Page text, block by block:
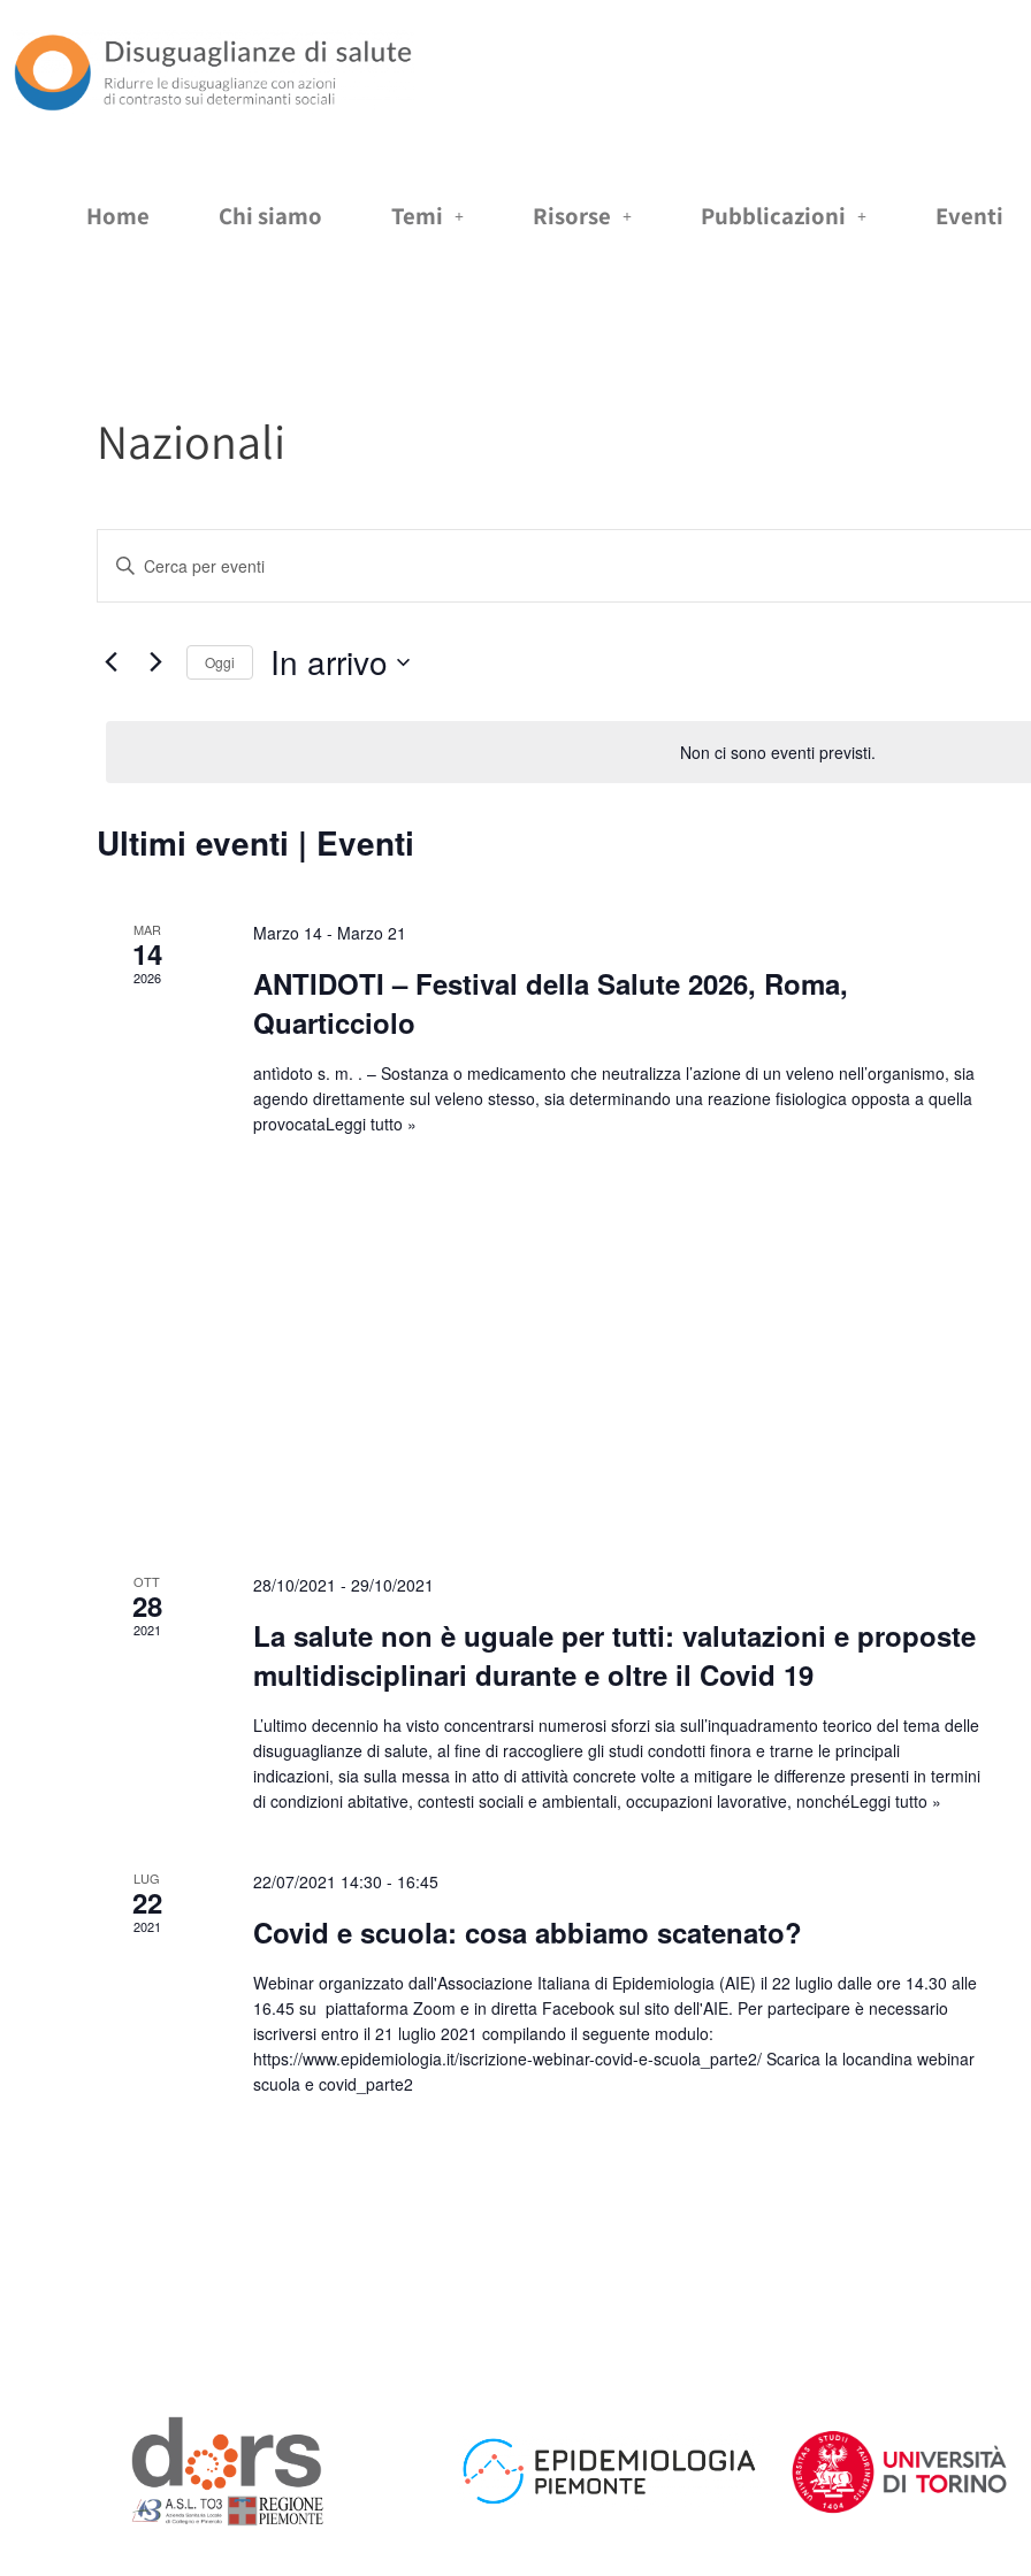
Vai
al
Home Chi siamo Temi Risorse Pubblicazioni Eventi
Nazionali
Non ci sono eventi previsti.
Eventi
Ricerca
viste
Inserisci
Cerca
Oggi In arrivo
Ultimi eventi | Eventi
MAR
14
2026
Marzo 14- Marzo 21
ANTIDOTI – Festival della Salute 2026, Roma,
Quarticciolo
antìdoto s. m. . – Sostanza o medicamento che neutralizza l’azione di un veleno nell’organismo, sia
agendo direttamente sul veleno stesso, sia determinando una reazione fisiologica opposta a quella
provocataLeggi tutto »
OTT
28
2021
28/10/2021 - 29/10/2021
La salute non è uguale per tutti: valutazioni e proposte
multidisciplinari durante e oltre il Covid 19
L’ultimo decennio ha visto concentrarsi numerosi sforzi sia sull’inquadramento teorico del tema delle
disuguaglianze di salute, al fine di raccogliere gli studi condotti finora e trarne le principali
indicazioni, sia sulla messa in atto di attività concrete volte a mitigare le differenze presenti in termini
di condizioni abitative, contesti sociali e ambientali, occupazioni lavorative, nonchéLeggi tutto »
LUG
22
2021
22/07/2021 14:30 - 16:45
Covid e scuola: cosa abbiamo scatenato?
Webinar organizzato dall'Associazione Italiana di Epidemiologia (AIE) il 22 luglio dalle ore 14.30 alle
16.45 su piattaforma Zoom e in diretta Facebook sul sito dell'AIE. Per partecipare è necessario
iscriversi entro il 21 luglio 2021 compilando il seguente modulo:
https://www.epidemiologia.it/iscrizione-webinar-covid-e-scuola_parte2/ Scarica la locandina webinar
scuola e covid_parte2